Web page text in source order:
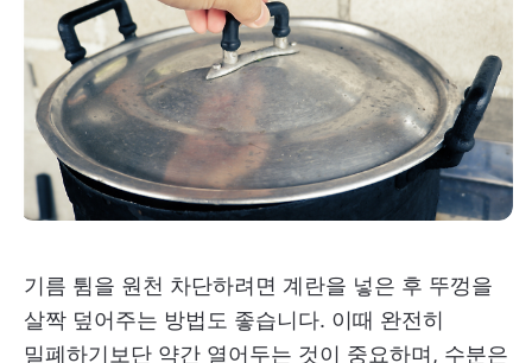
기름 튐을 원천 차단하려면 계란을 넣은 후 뚜껑을
살짝 덮어주는 방법도 좋습니다. 이때 완전히
밀폐하기보단 약간 열어두는 것이 중요하며, 수분은